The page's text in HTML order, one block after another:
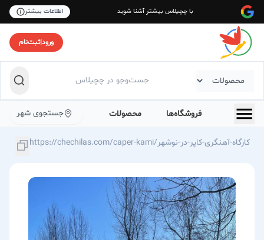
با چچیلاس بیشتر آشنا شوید اطلاعات بیشتر
ورود|ثبت‌نام
فروشگاه‌ها محصولات جستجوی شهر
https://chechilas.com/caper-kami/کارگاه-آهنگری-کاپر-در-نوشهر